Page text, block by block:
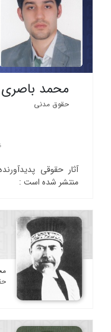
محمد باصری
حقوق مدنی
آثار حقوقی
منتشر شده است :